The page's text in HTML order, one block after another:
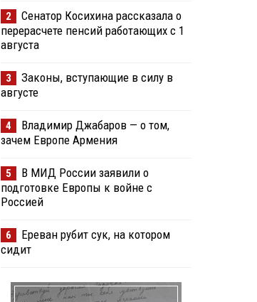
2
Сенатор Косихина рассказала о
перерасчете пенсий работающих с 1
августа
3
Законы, вступающие в силу в
августе
4
Владимир Джабаров — о том,
зачем Европе Армения
5
В МИД России заявили о
подготовке Европы к войне с
Россией
6
Ереван рубит сук, на котором
сидит